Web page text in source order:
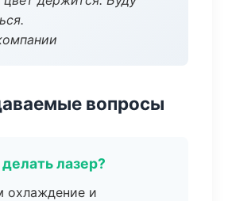
вопросы
лазер?
охлаждение и